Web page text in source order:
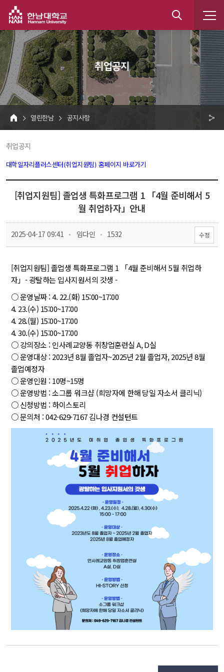
통
취업공지
HOME
열린한남 공지사항
취업공지
대학일자리플러스센터(취업지원팀) 홈페이지 바로가기
[취업지원팀] 졸업생 특화프로그램 1 「4월 준비해서 5
월 취업하자」안내
2025-04-17 09:41 임다인 1532 수정
[취업지원팀] 졸업생 특화프로그램 1 「4월 준비해서 5월 취업하
자」- 광탈하는 입사지원서의 갓생 -
○ 운영날짜 : 4. 22.(화) 15:00~17:00
4. 23.(수) 15:00~17:00
4. 28.(월) 15:00~17:00
4. 30.(수) 15:00~17:00
○ 강의장소 : 인사례교양동 취창업훈련실 A, D실
○ 운영대상 : 2023년 8월 졸업자~2025년 2월 졸업자, 2025년 8월
졸업예정자
○ 운영인원 : 10명~15명
○ 운영방법 : 소그룹 워크샵 (희망자에 한해 당일 자소서 클리닉)
○ 신청방법 : 하이스토리
○ 문의처 : 042-629-7167 김나경 컨설턴트